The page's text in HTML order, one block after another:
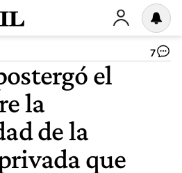
7
el
la
de la
que